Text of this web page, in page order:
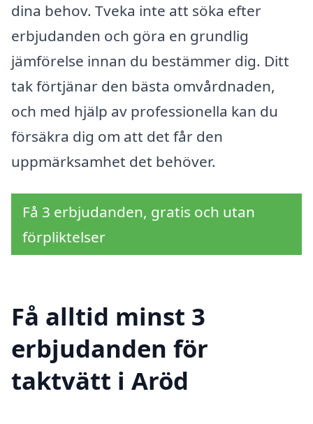
dina behov. Tveka inte att söka efter
erbjudanden och göra en grundlig
jämförelse innan du bestämmer dig. Ditt
tak förtjänar den bästa omvårdnaden,
och med hjälp av professionella kan du
försäkra dig om att det får den
uppmärksamhet det behöver.
Få 3 erbjudanden, gratis och utan
förpliktelser
Få alltid minst 3
erbjudanden för
taktvätt i Aröd